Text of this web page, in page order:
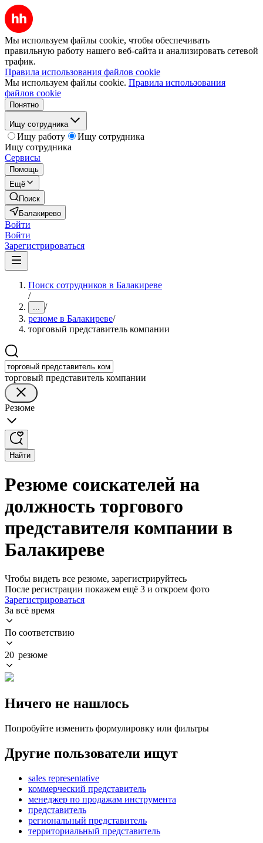
Мы используем файлы cookie, чтобы обеспечивать
правильную работу нашего веб-сайта и анализировать сетевой
трафик.
Правила использования файлов cookie
Мы используем файлы cookie. Правила использования
файлов cookie
Понятно
Ищу сотрудника
Ищу работу
Ищу сотрудника
Ищу сотрудника
Сервисы
Помощь
Ещё
Поиск
Балакирево
Войти
Войти
Зарегистрироваться
Поиск сотрудников в Балакиреве
/
... /
резюме в Балакиреве/
торговый представитель компании
торговый представитель компании
Резюме
Найти
Резюме соискателей на
должность торгового
представителя компании в
Балакиреве
Чтобы видеть все резюме, зарегистрируйтесь
После регистрации покажем ещё 3 и откроем фото
Зарегистрироваться
За всё время
По соответствию
20 резюме
Ничего не нашлось
Попробуйте изменить формулировку или фильтры
Другие пользователи ищут
sales representative
коммерческий представитель
менеджер по продажам инструмента
представитель
региональный представитель
территориальный представитель